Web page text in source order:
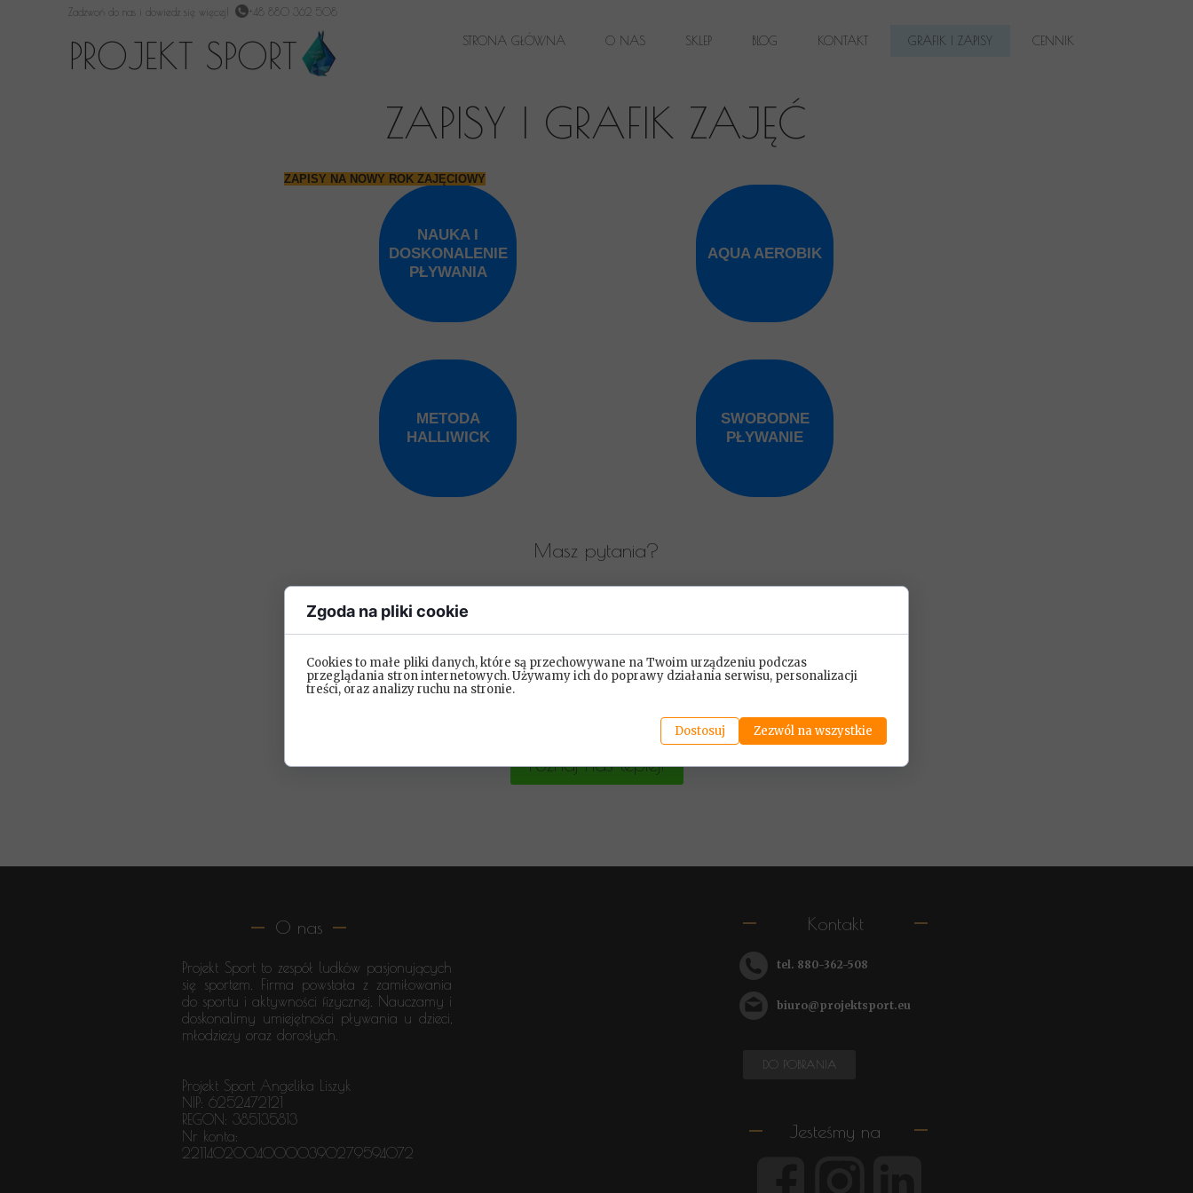
STRONA GŁÓWNA O NAS SKLEP BLOG KONTAKT GRAFIK I ZAPISY CENNIK
Zadzwoń do nas i dowiedz się więcej! +48 880 362 508
PROJEKT SPORT
ZAPISY NA NOWY ROK ZAJĘCIOWY
Masz pytania?
AQUA AEROBIK
METODA
HALLIWICK
SWOBODNE
PŁYWANIE
NAUKA I
DOSKONALENIE
PŁYWANIA
ZAPISY I GRAFIK ZAJĘĆ
Poznaj nas lepiej!
DO POBRANIA
Jesteśmy na
biuro@projektsport.eu
tel. 880-362-508
Kontakt
Projekt Sport to zespół ludków pasjonujących
się sportem. Firma powstała z zamiłowania
do sportu i aktywności fizycznej. Nauczamy i
doskonalimy umiejętności pływania u dzieci,
młodzieży oraz dorosłych.
Projekt Sport Angelika Liszyk
NIP: 6252472121
REGON: 385135813
Nr konta:
22114020040000390279594072
O nas
Zgoda na pliki cookie
Cookies to małe pliki danych, które są przechowywane na Twoim urządzeniu podczas
przeglądania stron internetowych. Używamy ich do poprawy działania serwisu, personalizacji
treści, oraz analizy ruchu na stronie.
Dostosuj Zezwól na wszystkie